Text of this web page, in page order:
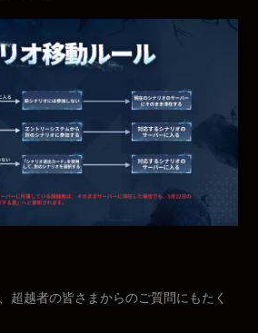
超越者の皆さまからのご質問にもたく